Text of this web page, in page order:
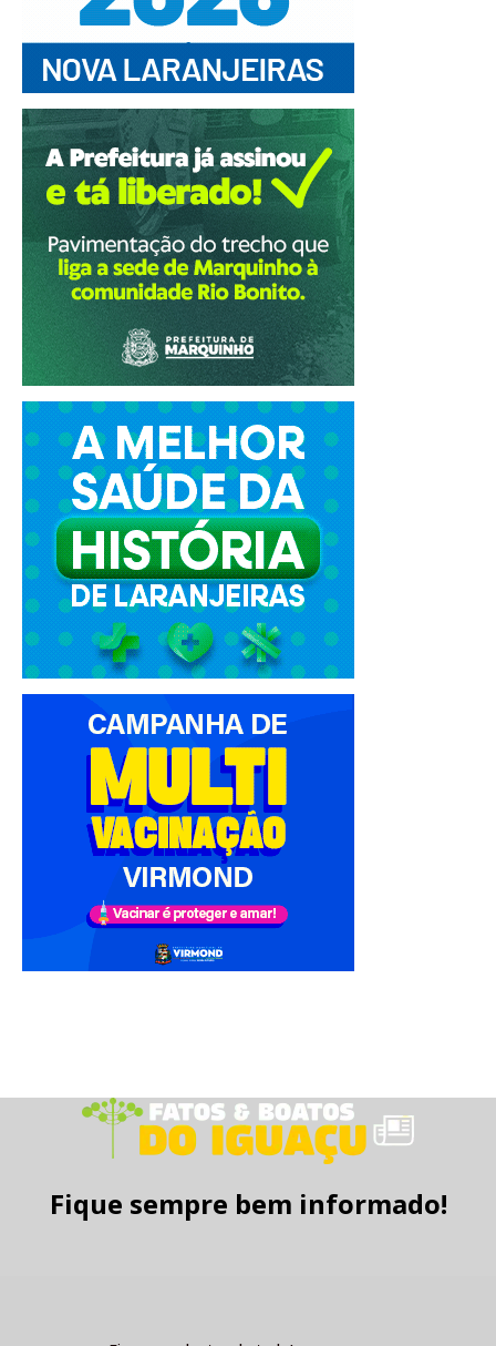
Fique sempre bem informado!